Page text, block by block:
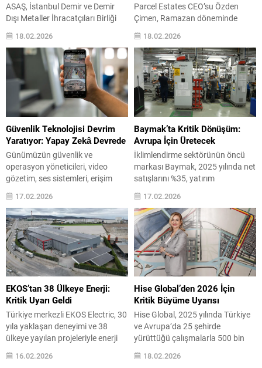
ASAŞ, İstanbul Demir ve Demir
Dışı Metaller İhracatçıları Birliği
(İDDMİB) tarafından düzenlenen
“İhracatın Metalik Yıldızları” Ödül
Töreni’nde, 2025 yılı ihracat
performansıyla dört farklı
kategoride ödüle layık görüldü.
Türkiye’nin en büyük sanayi
kuruluşları arasında yer alan
ASAŞ, ihracattaki istikrarlı
büyümesini bu yıl da sürdürerek
alüminyum sektöründeki güçlü
konumunu bir kez daha...
18.02.2026
Parcel Estates CEO’su Özden
Çimen, Ramazan döneminde
özellikle Müslüman ülkelerden
Dubai’ye yönelik gayrimenkul
talebinin güçlendiğini belirterek,
geliştirici firmaların sunduğu
kampanyalar, yeni proje fırsatları
ve finansman avantajlarının
satışları desteklediğini ifade etti.
Ramazan ayının yaklaşmasıyla
birlikte Dubai gayrimenkul
piyasasında hareketliliğin sürmesi
beklenirken, özellikle bölge
ülkelerinden gelen yatırım
talebinde artış öngörülüyor.
Çimen, yılın...
18.02.2026
Güvenlik Teknolojisi Devrim
Yaratıyor: Yapay Zekâ Devrede
Günümüzün güvenlik ve
operasyon yöneticileri, video
gözetim, ses sistemleri, erişim
kontrolü, interkomlar ve
analizlerin tek bir ekosistem içinde
birlikte çalıştığı entegre güvenlik
çözümlerine yöneliyor. Çünkü
artık silolu, birbirinden kopuk
sistemler modern dünyanın hızla
değişen ihtiyaçlarını karşılamakta
yetersiz kalıyor. İstanbul, Türkiye
— Axis Communications, entegre
güvenlik yaklaşımıyla kurumların
yalnızca güvenliğini artırmakla...
17.02.2026
Baymak’ta Kritik Dönüşüm:
Avrupa İçin Üretecek
İklimlendirme sektörünün öncü
markası Baymak, 2025 yılında net
satışlarını %35, yatırım
harcamalarını ise %113 artırarak
güçlü bir büyüme performansı
sergiledi. Operasyonel
süreçlerinde karbon emisyonunu
azaltmaya yönelik somut adımlar
atan şirket, sürdürülebilir
üretimde yeni bir dönemin
kapılarını araladı. Sosyal
sorumluluk projeleri ve kazandığı
prestijli ödüllerle toplumsal
faydayı odağına alan Baymak,
2026...
17.02.2026
EKOS’tan 38 Ülkeye Enerji:
Kritik Uyarı Geldi
Türkiye merkezli EKOS Electric, 30
yıla yaklaşan deneyimi ve 38
ülkeye yayılan projeleriyle enerji
altyapısında öncü rolünü
sürdürüyor. Avrupa, Asya, Afrika
16.02.2026
Hise Global’den 2026 İçin
Kritik Büyüme Uyarısı
Hise Global, 2025 yılında Türkiye
ve Avrupa’da 25 şehirde
yürüttüğü çalışmalarla 500 bin
metrekareyi aşan inşaat alanı ve
19 projeye verdiği teknik
18.02.2026